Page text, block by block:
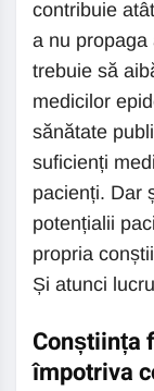
contribuie
a nu propaga
trebuie să
medicilor
sănătate
suficienți
pacienți. Dar
potențialii
propria
Și atunci
Conștiința
împotriva